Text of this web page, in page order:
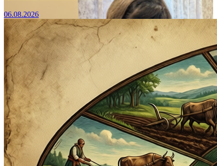
06.08.2026